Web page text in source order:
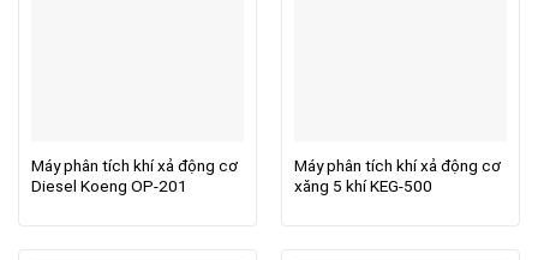
Máy phân tích khí xả động cơ
Diesel Koeng OP-201
Máy phân tích khí xả động cơ
xăng 5 khí KEG-500